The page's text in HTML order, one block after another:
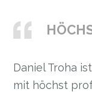
Daniel Troha
mit höchst